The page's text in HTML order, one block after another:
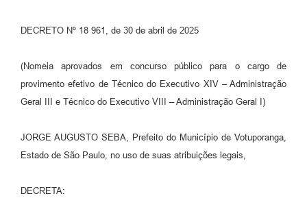
Perguntas Frequentes
Transparência
DECRETO Nº 18 961, de 30 de abril de 2025
(Nomeia aprovados em concurso público para o cargo de
provimento efetivo de Técnico do Executivo XIV – Administração
Geral III e Técnico do Executivo VIII – Administração Geral I)
JORGE AUGUSTO SEBA, Prefeito do Município de Votuporanga,
Estado de São Paulo, no uso de suas atribuições legais,
DECRETA: